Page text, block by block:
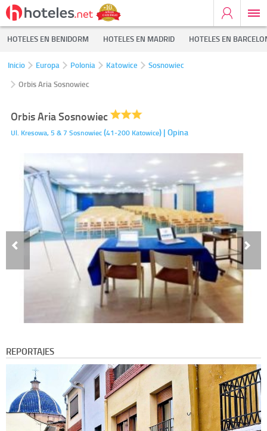
HOTELES EN BENIDORM HOTELES EN MADRID HOTELES EN
Inicio Europa Polonia Katowice
Sosnowiec
Orbis Aria Sosnowiec
Orbis Aria Sosnowiec
Ul. Kresowa, 5 & 7 Sosnowiec(41-200 Katowice) | Opina
REPORTAJES